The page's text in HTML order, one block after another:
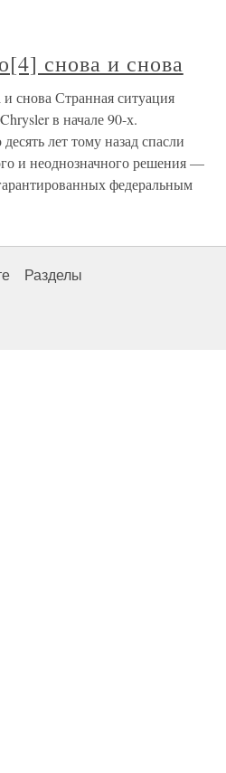
снова и снова
снова Странная ситуация
в начале 90-х.
лет тому назад спасли
и неоднозначного решения —
федеральным
Разделы